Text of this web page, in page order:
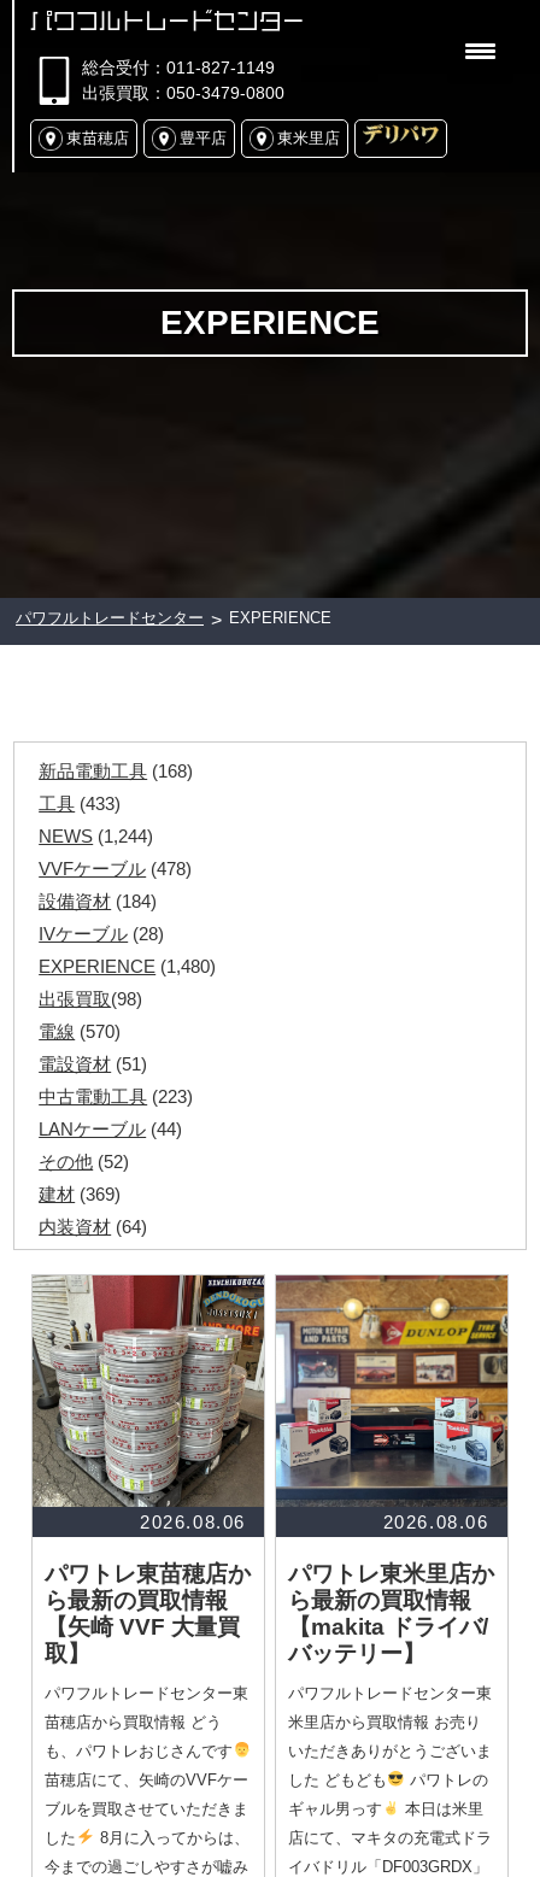
パワフルトレードセンター
総合受付：011-827-1149
出張買取：050-3479-0800
東苗穂店 豊平店 東米里店
EXPERIENCE
パワフルトレードセンター > EXPERIENCE
新品電動工具 (168)
工具 (433)
NEWS (1,244)
VVFケーブル (478)
設備資材 (184)
IVケーブル (28)
EXPERIENCE (1,480)
出張買取(98)
電線 (570)
電設資材 (51)
中古電動工具 (223)
LANケーブル (44)
その他 (52)
建材 (369)
内装資材 (64)
ペアコイル
その他ツール(48)
電化製品(40)
その他建築資材(113)
半端電線(40)
マイナーケーブル(13)
CVTケーブル(8)
(25)
同軸ケーブル(11)
エコケーブル(3)
2026.08.06
パワトレ東苗穂店か
ら最新の買取情報
【矢崎 VVF 大量買
取】
パワフルトレードセンター東
苗穂店から買取情報 どう
も、パワトレおじさんです
苗穂店にて、矢崎のVVFケー
ブルを買取させていただきま
した
8月に入ってからは、
今までの過ごしやすさが嘘み
2026.08.06
パワトレ東米里店か
ら最新の買取情報
【makita ドライバ/
バッテリー】
パワフルトレードセンター東
米里店から買取情報 お売り
いただきありがとうございま
した どもども
パワトレの
ギャル男っす
本日は米里
店にて、マキタの充電式ドラ
イバドリル「DF003GRDX」